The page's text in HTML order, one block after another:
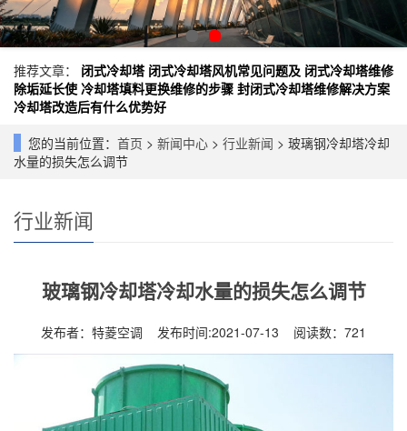
推荐文章： 闭式冷却塔 闭式冷却塔风机常见问题及 闭式冷却塔维修
除垢延长使 冷却塔填料更换维修的步骤 封闭式冷却塔维修解决方案
冷却塔改造后有什么优势好
您的当前位置： 首页 > 新闻中心 > 行业新闻 > 玻璃钢冷却塔冷却
水量的损失怎么调节
行业新闻
玻璃钢冷却塔冷却水量的损失怎么调节
发布者：特菱空调 发布时间:2021-07-13 阅读数： 721